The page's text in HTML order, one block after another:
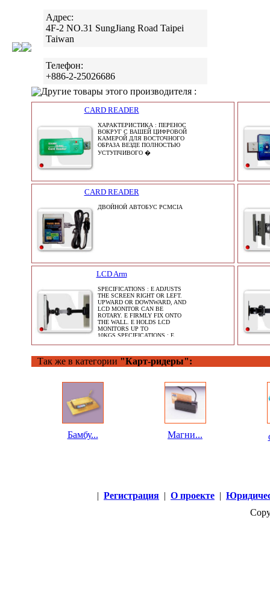
Адрес:
4F-2 NO.31 SungJiang Road Taipei
Taiwan
Телефон:
+886-2-25026686
Другие товары этого производителя :
CARD READER
ХАРАКТЕРИСТИКА : ПЕРЕНОС
ВОКРУГ С ВАШЕЙ ЦИФРОВОЙ
КАМЕРОЙ ДЛЯ ВОСТОЧНОГО
ОБРАЗА ВЕЗДЕ ПОЛНОСТЬЮ
УСТУПЧИВОГО �
CARD READER
ДВОЙНОЙ АВТОБУС PCMCIA
LCD Arm
SPECIFICATIONS : E ADJUSTS
THE SCREEN RIGHT OR LEFT.
UPWARD OR DOWNWARD, AND
LCD MONITOR CAN BE
ROTARY. E FIRMLY FIX ONTO
THE WALL. E HOLDS LCD
MONITORS UP TO
10KGS.SPECIFICATIONS : E
Так же в категории "Карт-ридеры":
Бамбу... Магни...
| Регистрация | О проекте |